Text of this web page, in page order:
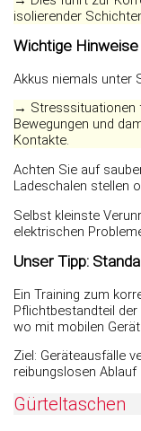
isolierender
Wichtige
Akkus niemals unter
→ Stresssituationen
Bewegungen und
Kontakte.
Achten Sie auf
Ladeschalen stellen
Selbst kleinste
elektrischen
Unser Tipp:
Ein Training zum
Pflichtbestandteil
wo mit mobilen
Ziel: Geräteausfälle
reibungslosen
Gürteltaschen